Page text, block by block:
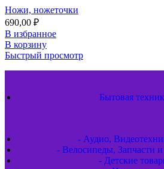
Ножи, ножеточки
690,00 ₽
В избранное
В корзину
Быстрый просмотр
Бытовая
- Аудио,
- Велосипеды, Запчасти и
- Детские